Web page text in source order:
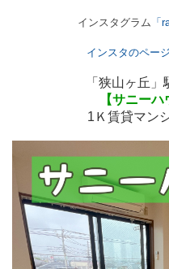
インスタグラム 「
インスタのペー
「狭山ヶ丘
【サニーハ
1Ｋ賃貸マン